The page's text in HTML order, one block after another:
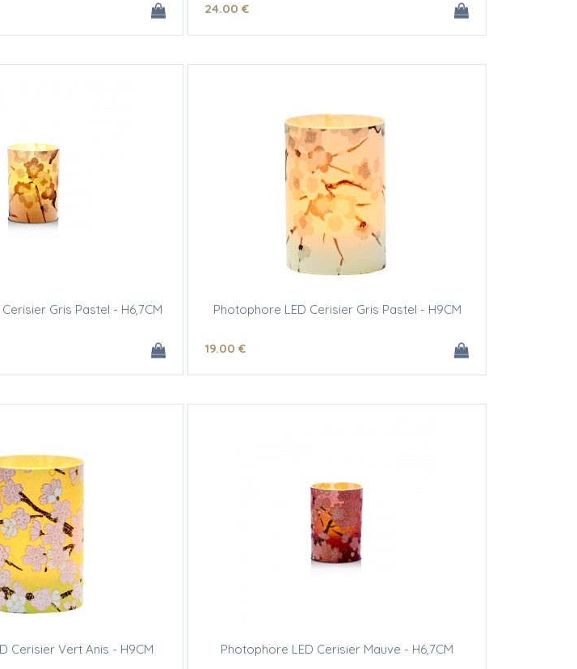
24.00 €
Gris Pastel - H6,7CM Photophore LED Cerisier Gris Pastel - H9CM
19.00 €
Cerisier Vert Anis - H9CM Photophore LED Cerisier Mauve - H6,7CM